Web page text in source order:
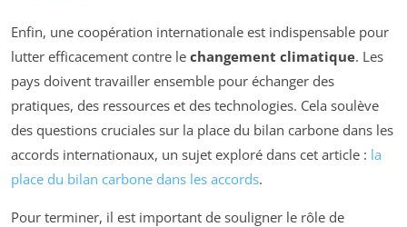
Enfin, une coopération internationale est indispensable pour
lutter efficacement contre le changement climatique. Les
pays doivent travailler ensemble pour échanger des
pratiques, des ressources et des technologies. Cela soulève
des questions cruciales sur la place du bilan carbone dans les
accords internationaux, un sujet exploré dans cet article : la
place du bilan carbone dans les accords.
Pour terminer, il est important de souligner le rôle de